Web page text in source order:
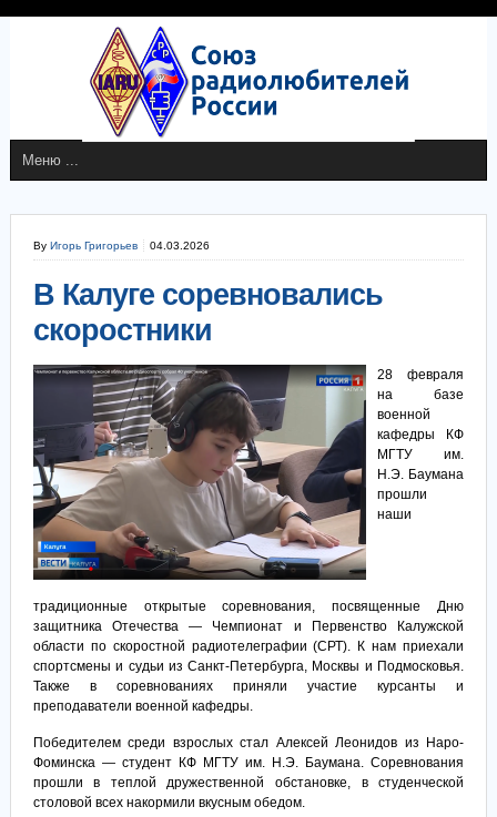
By Игорь Григорьев 04.03.2026
В Калуге соревновались
скоростники
28 февраля
на базе
военной
кафедры КФ
МГТУ им.
Н.Э. Баумана
прошли
наши
традиционные открытые соревнования, посвященные Дню
защитника Отечества — Чемпионат и Первенство Калужской
области по скоростной радиотелеграфии (СРТ). К нам приехали
спортсмены и судьи из Санкт-Петербурга, Москвы и Подмосковья.
Также в соревнованиях приняли участие курсанты и
преподаватели военной кафедры.
Победителем среди взрослых стал Алексей Леонидов из Наро-
Фоминска — студент КФ МГТУ им. Н.Э. Баумана. Соревнования
прошли в теплой дружественной обстановке, в студенческой
столовой всех накормили вкусным обедом.